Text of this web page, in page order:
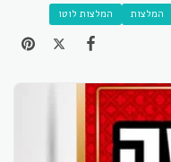
המלצות המלצות לוטו